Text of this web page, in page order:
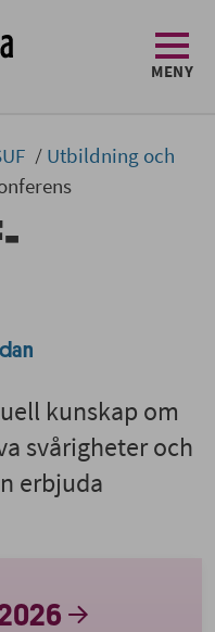
MENY
Utbildning och
kunskap om
svårigheter och
erbjuda